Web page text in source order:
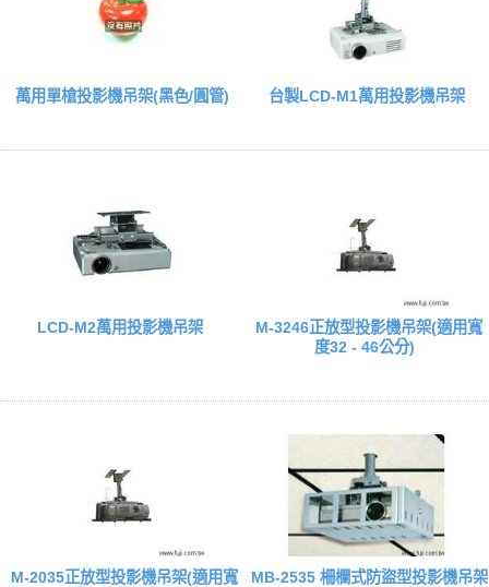
萬用單槍投影機吊架(黑色/圓管) 台製LCD-M1萬用投影機吊架
LCD-M2萬用投影機吊架
M-3246正放型投影機吊架(適用寬
度32 - 46公分)
M-2035正放型投影機吊架(適用寬
MB-2535 柵欄式防盜型投影機吊架